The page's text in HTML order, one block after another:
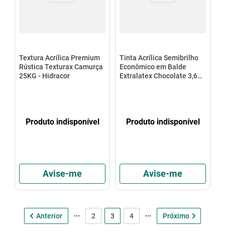
Textura Acrílica Premium
Rústica Texturax Camurça
25KG - Hidracor
Produto indisponível
Avise-me
Tinta Acrílica Semibrilho
Econômico em Balde
Extralatex Chocolate 3,6L
Produto indisponível
Avise-me
2 3 4